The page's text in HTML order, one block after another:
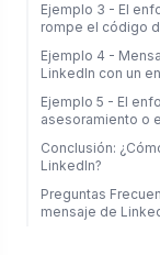
Ejemplo 3 - El
rompe el código
Ejemplo 4 -
LinkedIn con un
Ejemplo 5 - El
asesoramiento o
Conclusión:
LinkedIn?
Preguntas
mensaje de